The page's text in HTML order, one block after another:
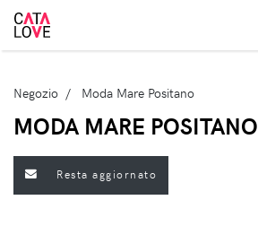
Negozio Moda Mare Positano
MODA MARE POSITANO
Resta aggiornato